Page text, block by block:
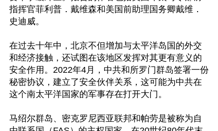
指挥官菲利普．戴维森和美国前助理国务卿戴维．
史迪威。
在过去十年中，北京不但增加与太平洋岛国的外交
和经济接触，还试图在该地区发挥对其更有意义的
安全作用。2022年4月，中共和所罗门群岛签署一份
秘密协议，建立了安全伙伴关系，这可能为中共在
这个南太平洋国家的军事存在打开大门。
马绍尔群岛、密克罗尼西亚联邦和帕劳是被称为自